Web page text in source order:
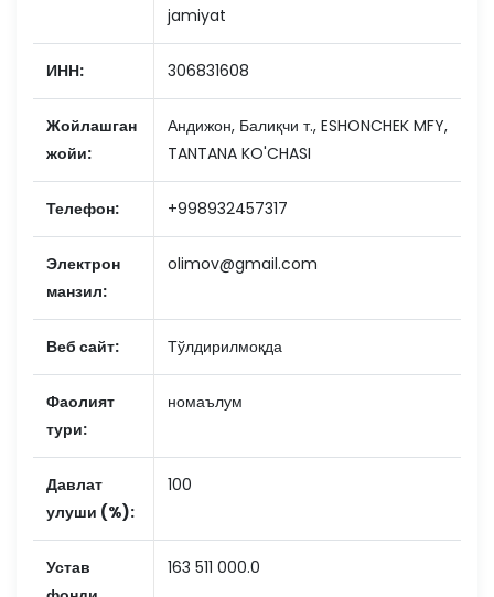
jamiyat
ИНН: 306831608
Жойлашган
жойи:
Андижон, Балиқчи т., ESHONCHEK MFY,
TANTANA KO'CHASI
Телефон: +998932457317
Электрон
манзил:
olimov@gmail.com
Веб сайт: Тўлдирилмоқда
Фаолият
тури:
номаълум
Давлат
улуши (%):
100
Устав
163 511 000.0